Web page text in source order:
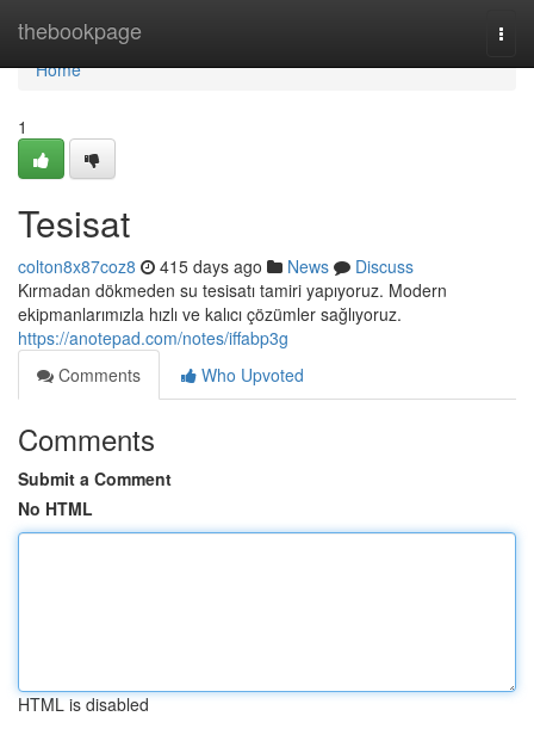
thebookpage
Home
Home
1
Tesisat
colton8x87coz8 415 days ago News
Discuss
Kırmadan dökmeden su tesisatı tamiri yapıyoruz. Modern
ekipmanlarımızla hızlı ve kalıcı çözümler sağlıyoruz.
https://anotepad.com/notes/iffabp3g
Comments
Who Upvoted
Comments
Submit a Comment
No HTML
HTML is disabled